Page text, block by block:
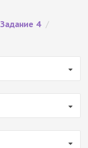
Задание 4 /